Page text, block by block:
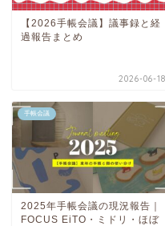
【2026手帳会議】議事録と経
過報告まとめ
2026-06-18
手帳会議
2025年手帳会議の現況報告｜
FOCUS EiTO・ミドリ・ほぼ